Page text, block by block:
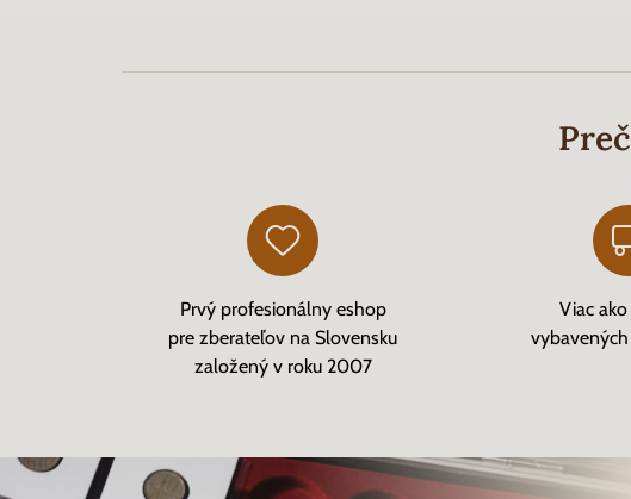
Prvý profesionálny eshop
pre zberateľov na Slovensku
založený v roku 2007
Viac